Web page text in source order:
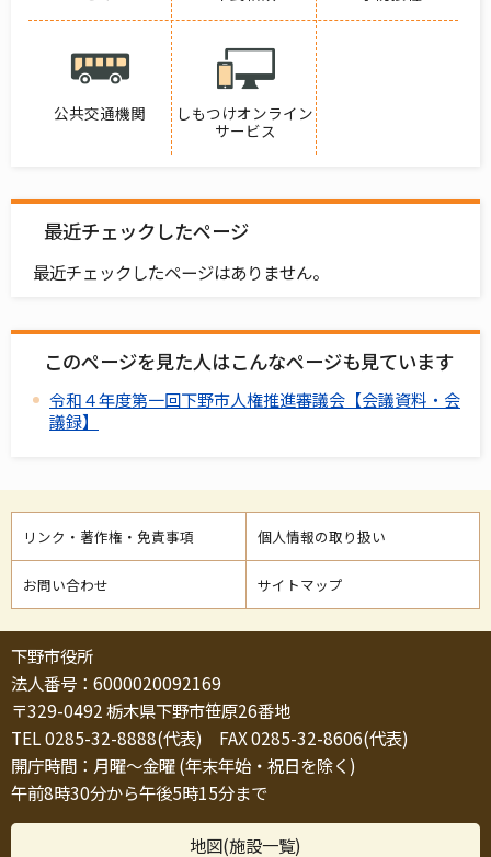
公共交通機関
しもつけオンライン
サービス
最近チェックしたページ
最近チェックしたページはありません。
このページを見た人はこんなページも見ています
令和４年度第一回下野市人権推進審議会【会議資料・会
議録】
リンク・著作権・免責事項 個人情報の取り扱い
お問い合わせ サイトマップ
下野市役所
法人番号：6000020092169
〒329-0492 栃木県下野市笹原26番地
TEL 0285-32-8888(代表) FAX 0285-32-8606(代表)
開庁時間：月曜～金曜 (年末年始・祝日を除く)
午前8時30分から午後5時15分まで
地図(施設一覧)